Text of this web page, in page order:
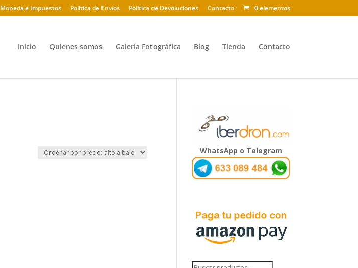
Moneda e Impuestos Política de Envíos Política de Devoluciones Contacto 0 elementos
Inicio Quienes somos Galería Fotográfica Blog Tienda Contacto
WhatsApp o Telegram